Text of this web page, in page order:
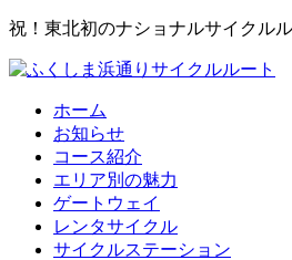
祝！東北初のナショナルサイクル
ホーム
お知らせ
コース紹介
エリア別の魅力
ゲートウェイ
レンタサイクル
サイクルステーション